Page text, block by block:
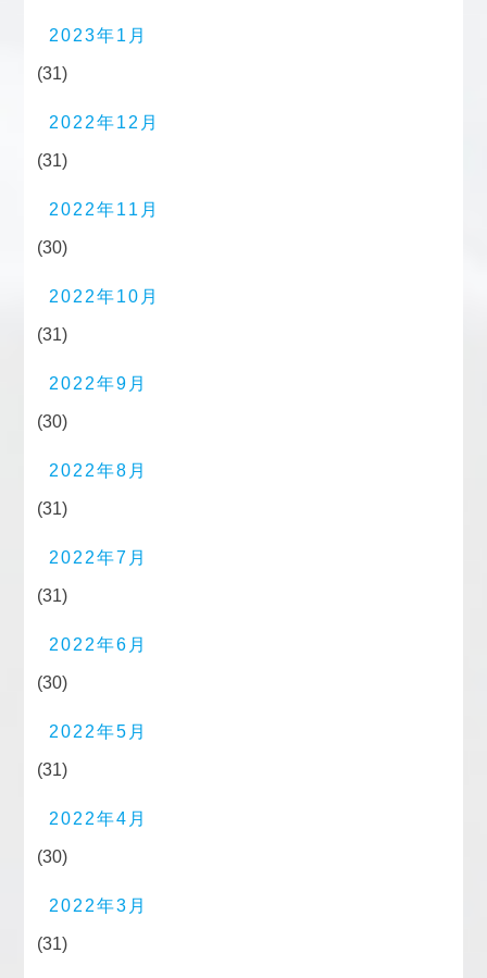
2023年1月
(31)
2022年12月
(31)
2022年11月
(30)
2022年10月
(31)
2022年9月
(30)
2022年8月
(31)
2022年7月
(31)
2022年6月
(30)
2022年5月
(31)
2022年4月
(30)
2022年3月
(31)